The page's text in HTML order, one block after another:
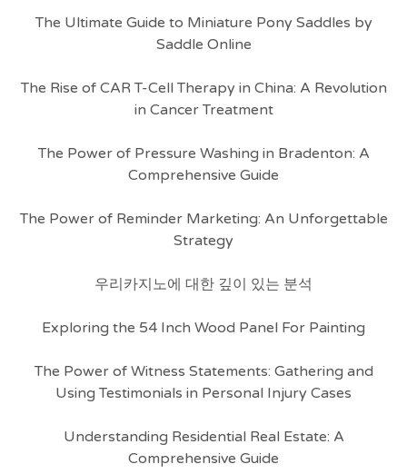
The Ultimate Guide to Miniature Pony Saddles by
Saddle Online
The Rise of CAR T-Cell Therapy in China: A Revolution
in Cancer Treatment
The Power of Pressure Washing in Bradenton: A
Comprehensive Guide
The Power of Reminder Marketing: An Unforgettable
Strategy
우리카지노에 대한 깊이 있는 분석
Exploring the 54 Inch Wood Panel For Painting
The Power of Witness Statements: Gathering and
Using Testimonials in Personal Injury Cases
Understanding Residential Real Estate: A
Comprehensive Guide